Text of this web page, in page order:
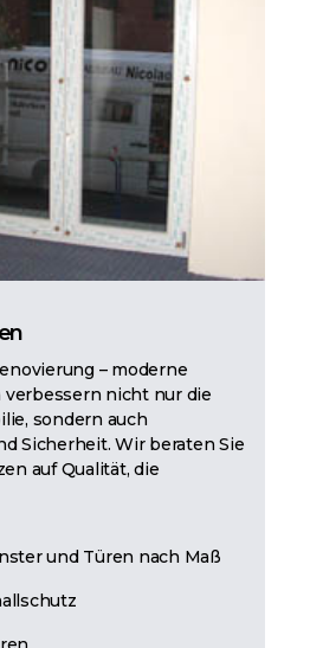
– moderne
verbessern nicht nur die
sondern auch
Sicherheit. Wir beraten Sie
auf Qualität, die
und Türen nach Maß